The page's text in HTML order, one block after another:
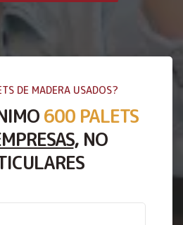
DE MADERA USADOS?
600 PALETS
, NO